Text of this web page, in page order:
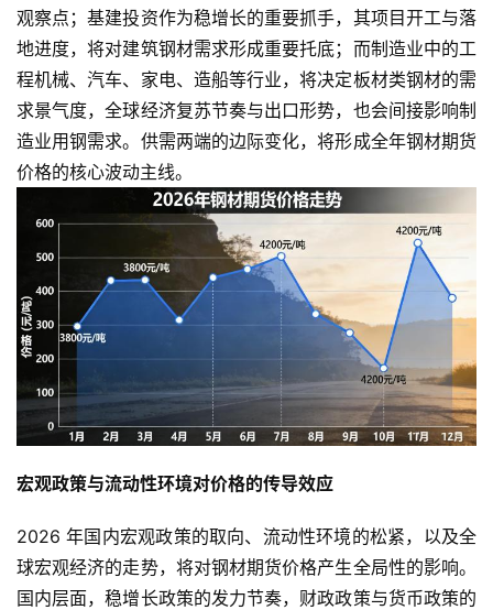
观察点；基建投资作为稳增长的重要抓手，其项目开工与落
地进度，将对建筑钢材需求形成重要托底；而制造业中的工
程机械、汽车、家电、造船等行业，将决定板材类钢材的需
求景气度，全球经济复苏节奏与出口形势，也会间接影响制
造业用钢需求。供需两端的边际变化，将形成全年钢材期货
价格的核心波动主线。
宏观政策与流动性环境对价格的传导效应
2026 年国内宏观政策的取向、流动性环境的松紧，以及全
球宏观经济的走势，将对钢材期货价格产生全局性的影响。
国内层面，稳增长政策的发力节奏，财政政策与货币政策的